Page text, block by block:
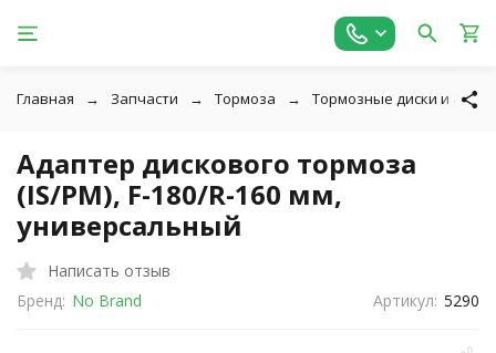
Главная Запчасти Тормоза Тормозные диски и
Адаптер дискового тормоза
(IS/PM), F-180/R-160 мм,
универсальный
Написать отзыв
Бренд: No Brand Артикул: 5290